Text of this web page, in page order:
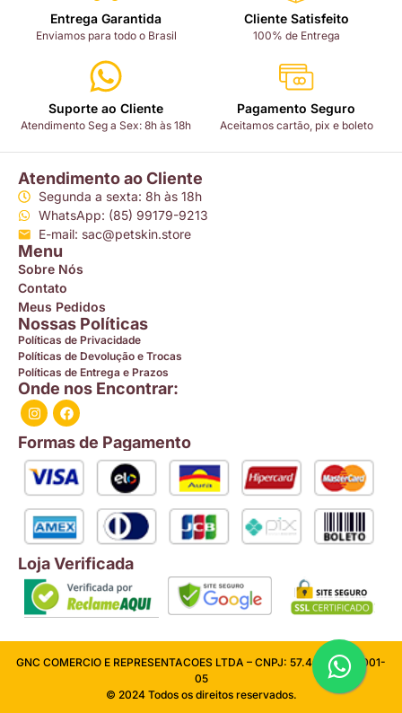
Entrega Garantida
Enviamos para todo o Brasil
Cliente Satisfeito
100% de Entrega
Suporte ao Cliente
Atendimento Seg a Sex: 8h às 18h
Pagamento Seguro
Aceitamos cartão, pix e boleto
Atendimento ao Cliente
Segunda a sexta: 8h às 18h
WhatsApp: (85) 99179-9213
E-mail: sac@petskin.store
Menu
Sobre Nós
Contato
Meus Pedidos
Nossas Políticas
Políticas de Privacidade
Políticas de Devolução e Trocas
Políticas de Entrega e Prazos
Onde nos Encontrar:
Formas de Pagamento
Loja Verificada
GNC COMERCIO E REPRESENTACOES LTDA – CNPJ: 57.409.026/0001-
05
© 2024 Todos os direitos reservados.